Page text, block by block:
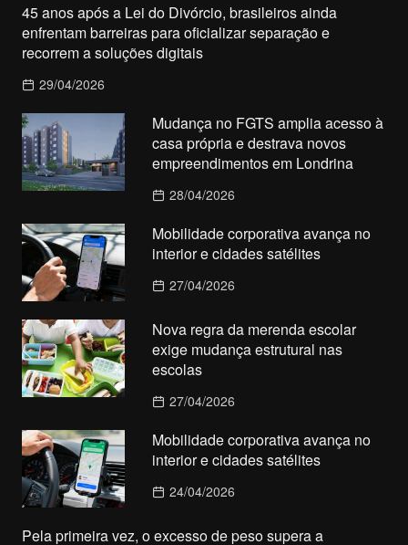
45 anos após a Lei do Divórcio, brasileiros ainda
enfrentam barreiras para oficializar separação e
recorrem a soluções digitais
29/04/2026
Mudança no FGTS amplia acesso à
casa própria e destrava novos
empreendimentos em Londrina
28/04/2026
Mobilidade corporativa avança no
interior e cidades satélites
27/04/2026
Nova regra da merenda escolar
exige mudança estrutural nas
escolas
27/04/2026
Mobilidade corporativa avança no
interior e cidades satélites
24/04/2026
Pela primeira vez, o excesso de peso supera a